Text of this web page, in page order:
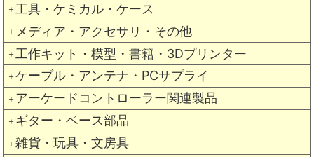
＋ 工具・ケミカル・ケース
＋ メディア・アクセサリ・その他
＋ 工作キット・模型・書籍・3Dプリンター
＋ ケーブル・アンテナ・PCサプライ
＋ アーケードコントローラー関連製品
＋ ギター・ベース部品
＋ 雑貨・玩具・文房具